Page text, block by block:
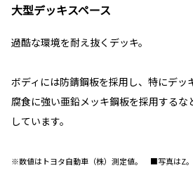
大型デッキスペース
過酷な環境を耐え抜くデッキ。
ボディには防錆鋼板を採用し、特にデッ
腐食に強い亜鉛メッキ鋼板を採用するな
しています。
※数値はトヨタ自動車（株）測定値。 ■写真はZ。